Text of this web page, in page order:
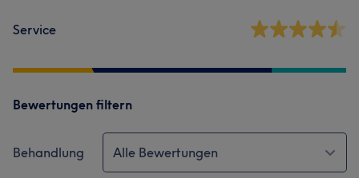
Service
Bewertungen filtern
Behandlung Alle Bewertungen